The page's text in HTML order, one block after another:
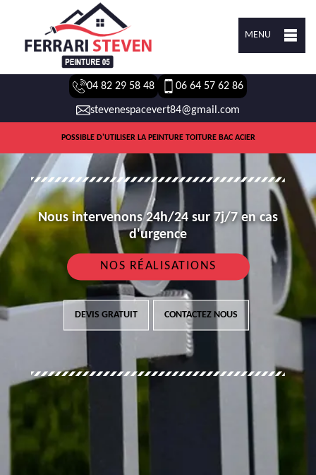
MENU
04 82 29 58 48 06 64 57 62 86
stevenespacevert84@gmail.com
POSSIBLE D'UTILISER LA PEINTURE TOITURE BAC ACIER
Nous intervenons 24h/24 sur 7j/7 en cas
d'urgence
NOS RÉALISATIONS
DEVIS GRATUIT CONTACTEZ NOUS